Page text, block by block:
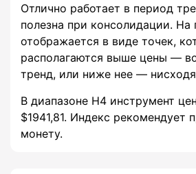
Отлично работает в период
полезна при консолидации. На
отображается в виде точек,
располагаются выше цены —
тренд, или ниже нее —
В диапазоне H4 инструмент
$1941,81. Индекс рекомендует
монету.